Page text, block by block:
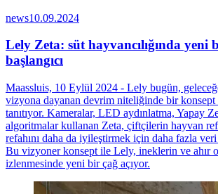
news10.09.2024
Lely Zeta: süt hayvancılığında yeni
başlangıcı
Maassluis, 10 Eylül 2024 - Lely bugün,
vizyona dayanan devrim niteliğinde bir konsept
tanıtıyor. Kameralar, LED aydınlatma, Yapay
algoritmalar kullanan Zeta, çiftçilerin hayvan
refahını daha da iyileştirmek için daha fazla veri
Bu vizyoner konsept ile Lely, ineklerin ve ahır
izlenmesinde yeni bir çağ açıyor.